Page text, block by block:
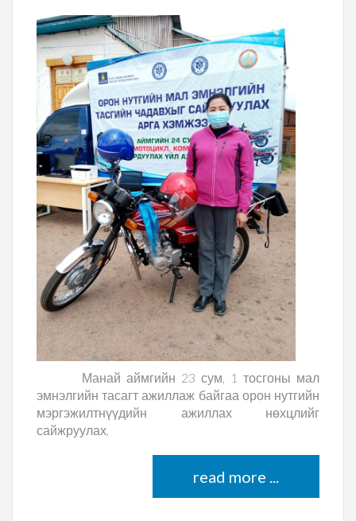
Манай аймгийн 23 сум, 1 тосгоны мал
эмнэлгийн тасагт ажиллаж байгаа орон нутгийн
мэргэжилтнүүдийн ажиллах нөхцлийг
сайжруулах,
read more ...